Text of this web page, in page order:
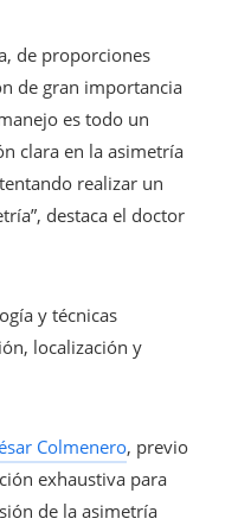
de proporciones
de gran importancia
es todo un
clara en la asimetría
realizar un
destaca el doctor
y técnicas
localización y
Colmenero, previo
exhaustiva para
de la asimetría